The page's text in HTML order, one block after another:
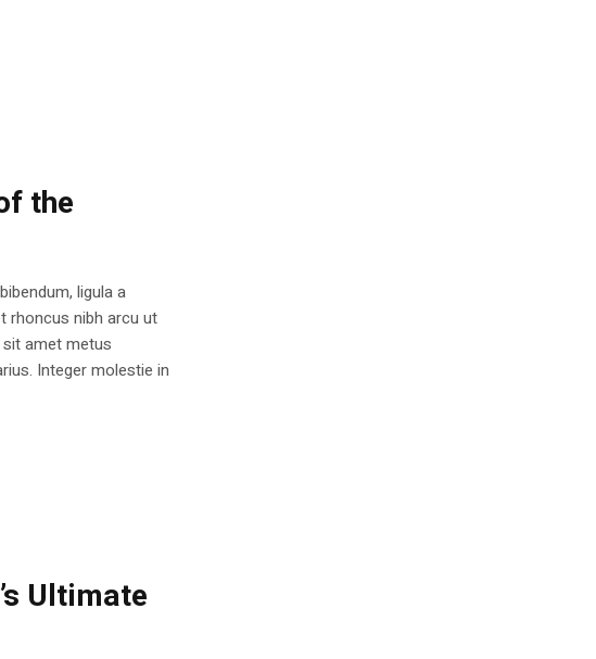
the
ligula a
rhoncus nibh arcu ut
amet metus
Integer molestie in
Ultimate